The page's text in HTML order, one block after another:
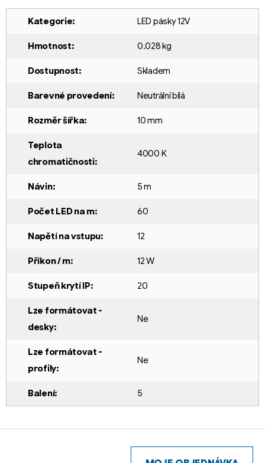
Kategorie: LED pásky 12V
Hmotnost: 0.028 kg
Dostupnost: Skladem
Barevné provedení: Neutrální bílá
Rozměr šířka: 10 mm
Teplota
chromatičnosti:
4000 K
Návin: 5 m
Počet LED na m: 60
Napětí na vstupu: 12
Příkon / m: 12 W
Stupeň krytí IP: 20
Lze formátovat -
desky:
Ne
Lze formátovat -
profily:
Ne
Balení: 5